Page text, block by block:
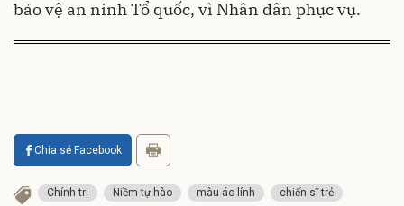
bảo vệ an ninh Tổ quốc, vì Nhân dân phục vụ.
Chia sẻ Facebook
Chính trị Niềm tự hào màu áo lính
chiến sĩ trẻ